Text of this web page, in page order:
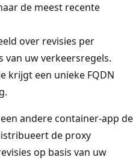
de meest recente
over revisies per
van uw verkeersregels.
krijgt een unieke FQDN
andere container-app de
de proxy
op basis van uw